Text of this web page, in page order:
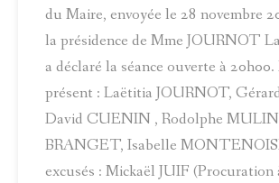
du Maire, envoyée le 28 novembre
la présidence de Mme JOURNOT
a déclaré la séance ouverte à
présent : Laëtitia JOURNOT,
David CUENIN , Rodolphe
BRANGET, Isabelle
excusés : Mickaël JUIF (Procuration